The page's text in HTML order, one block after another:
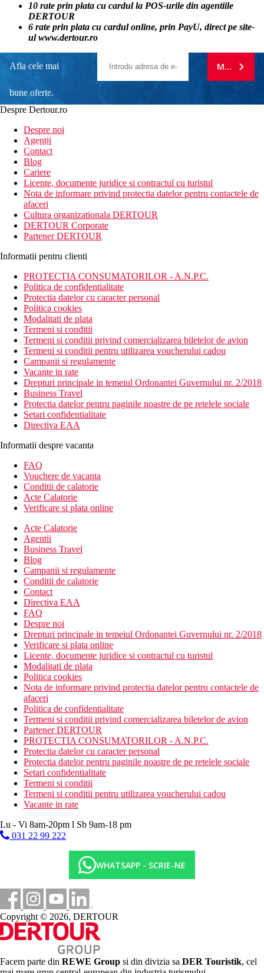
10 rate prin plata cu cardul la POS-urile din agentiile
DERTOUR
6 rate prin plata cu cardul online, prin PayU, direct pe site-
ul www.dertour.ro
Afla cele mai
bune oferte.
newsletter!
MA
Despre Dertour.ro
Despre noi
Agentii
Contact
Blog
Cariere
Licente, documente juridice si contractul cu turistul
Nota de informare privind protectia datelor pentru contactele de
afaceri
Cultura organizationala DERTOUR
DERTOUR Corporate
Partener DERTOUR
Informatii pentru clienti
PROTECTIA CONSUMATORILOR - A.N.P.C.
Politica de confidentialitate
Protectia datelor cu caracter personal
Politica cookies
Modalitati de plata
Termeni si conditii
Termeni si conditii privind comercializarea biletelor de avion
Termeni si conditii pentru utilizarea voucherului cadou
Campanii si regulamente
Vacante in rate
Drepturi principale in temeiul Ordonantei Guvernului nr. 2/2018
Business Travel
Protectia datelor pentru paginile noastre de pe retelele sociale
Setari confidentialitate
Directiva EAA
Informatii despre vacanta
FAQ
Vouchere de vacanta
Conditii de calatorie
Acte Calatorie
Verificare si plata online
Acte Calatorie
Agentii
Business Travel
Blog
Campanii si regulamente
Conditii de calatorie
Contact
Directiva EAA
FAQ
Despre noi
Drepturi principale in temeiul Ordonantei Guvernului nr. 2/2018
Verificare si plata online
Licente, documente juridice si contractul cu turistul
Modalitati de plata
Politica cookies
Nota de informare privind protectia datelor pentru contactele de
afaceri
Politica de confidentialitate
Termeni si conditii privind comercializarea biletelor de avion
Partener DERTOUR
PROTECTIA CONSUMATORILOR - A.N.P.C.
Protectia datelor cu caracter personal
Protectia datelor pentru paginile noastre de pe retelele sociale
Setari confidentialitate
Termeni si conditii
Termeni si conditii pentru utilizarea voucherului cadou
Vacante in rate
Lu - Vi 8am-20pm l Sb 9am-18 pm
031 22 99 222
WHATSAPP - SCRIE-NE
Copyright © 2026, DERTOUR
Facem parte din REWE Group si din divizia sa DER Touristik, cel